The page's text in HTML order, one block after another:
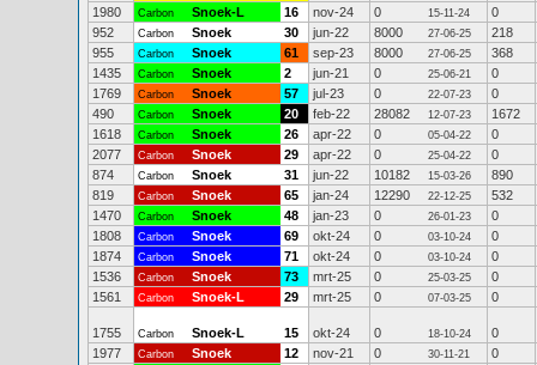
1980
Carbon Snoek-L 16 nov-24 0 15-11-24
0
952
Carbon Snoek 30 jun-22 8000 27-06-25
218
955
Carbon Snoek 61 sep-23 8000 27-06-25
368
1435
Carbon Snoek 2 jun-21 0 25-06-21
0
1769
Carbon Snoek 57 jul-23 0 22-07-23
0
490
Carbon Snoek 20 feb-22 28082 12-07-23
1672
1618
Carbon Snoek 26 apr-22 0 05-04-22
0
2077
Carbon Snoek 29 apr-22 0 25-04-22
0
874
Carbon Snoek 31 jun-22 10182 15-03-26
890
819
Carbon Snoek 65 jan-24 12290 22-12-25
532
1470
Carbon Snoek 48 jan-23 0 26-01-23
0
1808
Carbon Snoek 69 okt-24 0 03-10-24
0
1874
Carbon Snoek 71 okt-24 0 03-10-24
0
1536
Carbon Snoek 73 mrt-25 0 25-03-25
0
1561
Carbon Snoek-L 29 mrt-25 0 07-03-25 0
1755 Carbon Snoek-L 15 okt-24 0 18-10-24
0
1977
Carbon Snoek 12 nov-21 0 30-11-21
0